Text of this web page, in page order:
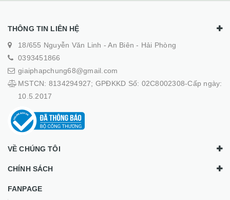
THÔNG TIN LIÊN HỆ
18/655 Nguyễn Văn Linh - An Biên - Hải Phòng
0393451866
giaiphapchung68@gmail.com
MSTCN: 8134294927; GPĐKKD Số: 02C8002308-Cấp ngày:
10.5.2017
VỀ CHÚNG TÔI
CHÍNH SÁCH
FANPAGE